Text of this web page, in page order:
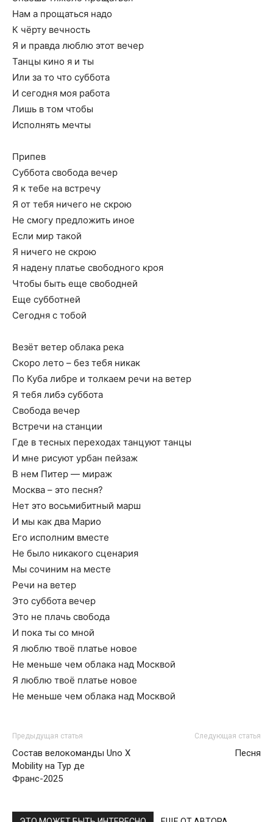
Нам а прощаться надо
К чёрту вечность
Я и правда люблю этот вечер
Танцы кино я и ты
Или за то что суббота
И сегодня моя работа
Лишь в том чтобы
Исполнять мечты
Припев
Суббота свобода вечер
Я к тебе на встречу
Я от тебя ничего не скрою
Не смогу предложить иное
Если мир такой
Я ничего не скрою
Я надену платье свободного кроя
Чтобы быть еще свободней
Еще субботней
Сегодня с тобой
Везёт ветер облака река
Скоро лето – без тебя никак
По Куба либре и толкаем речи на ветер
Я тебя либэ суббота
Свобода вечер
Встречи на станции
Где в тесных переходах танцуют танцы
И мне рисуют урбан пейзаж
В нем Питер — мираж
Москва – это песня?
Нет это восьмибитный марш
И мы как два Марио
Его исполним вместе
Не было никакого сценария
Мы сочиним на месте
Речи на ветер
Это суббота вечер
Это не плачь свобода
И пока ты со мной
Я люблю твоё платье новое
Не меньше чем облака над Москвой
Я люблю твоё платье новое
Не меньше чем облака над Москвой
Предыдущая статья
Состав велокоманды Uno X
Mobility на Тур де
Франс-2025
Следующая статья
Песня